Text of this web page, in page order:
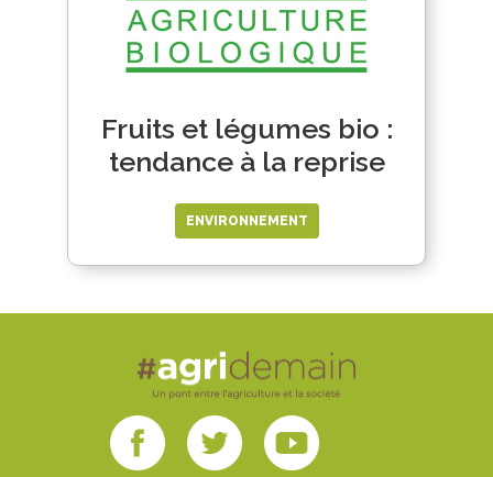
Fruits et légumes bio :
tendance à la reprise
ENVIRONNEMENT